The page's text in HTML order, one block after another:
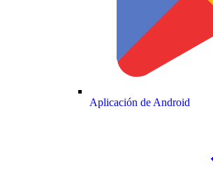
Aplicación de Android